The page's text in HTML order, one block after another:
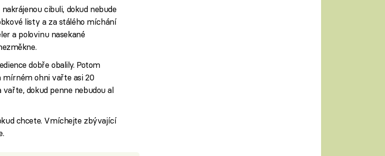
cibuli, dokud nebude
listy a za stálého míchání
a polovinu nasekané
dobře obalily. Potom
mírném ohni vařte asi 20
dokud penne nebudou al
chcete. Vmíchejte zbývající